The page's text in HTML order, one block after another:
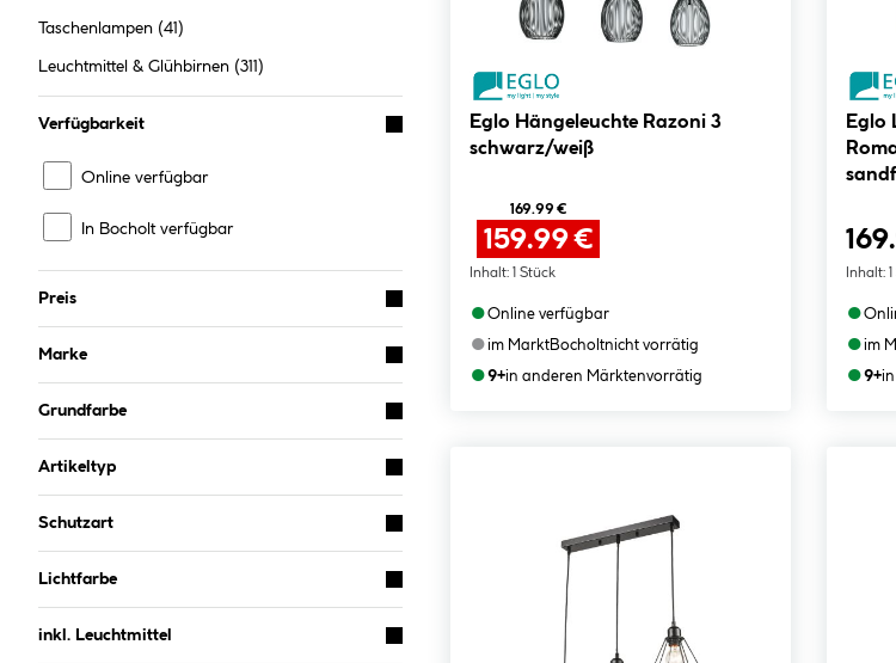
Taschenlampen (41)
Leuchtmittel & Glühbirnen (311)
Verfügbarkeit
Online verfügbar
In Bocholt verfügbar
Preis
Marke
Grundfarbe
Artikeltyp
Schutzart
Lichtfarbe
inkl. Leuchtmittel
Eglo Hängeleuchte Razoni 3
schwarz/weiß
169.99 €
159.99 €
Inhalt: 1 Stück
●Online verfügbar
●im MarktBocholtnicht vorrätig
●9+in anderen Märktenvorrätig
Eglo LED Pendelleuchte
Inhalt:
●
●im
●9+